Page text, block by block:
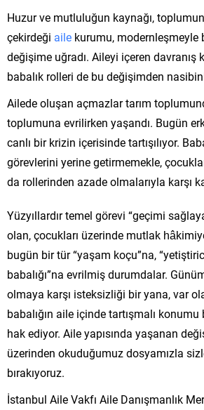
Huzur ve mutluluğun kaynağı,
çekirdeği aile kurumu,
değişime uğradı. Aileyi içeren davranış
babalık rolleri de bu değişimden
Ailede oluşan açmazlar tarım
toplumuna evrilirken yaşandı. Bugün
canlı bir krizin içerisinde tartışılıyor.
görevlerini yerine getirmemekle,
da rollerinden azade olmalarıyla karşı
Yüzyıllardır temel görevi “geçimi
olan, çocukları üzerinde mutlak
bugün bir tür “yaşam koçu”na,
babalığı”na evrilmiş durumdalar.
olmaya karşı isteksizliği bir yana, var
babalığın aile içinde tartışmalı
hak ediyor. Aile yapısında yaşanan
üzerinden okuduğumuz dosyamızla
bırakıyoruz.
İstanbul Aile Vakfı Aile Danışmanlık